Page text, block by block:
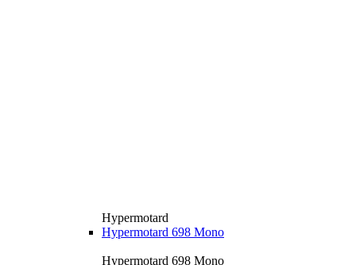
Hypermotard
Hypermotard 698 Mono
Hypermotard 698 Mono